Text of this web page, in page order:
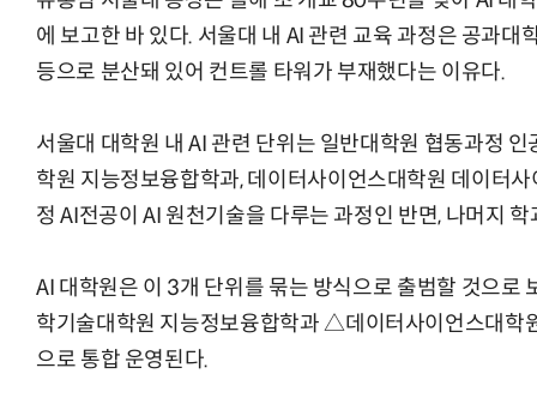
에 보고한 바 있다. 서울대 내 AI 관련 교육 과정은 공과대
등으로 분산돼 있어 컨트롤 타워가 부재했다는 이유다.
서울대 대학원 내 AI 관련 단위는 일반대학원 협동과정
학원 지능정보융합학과, 데이터사이언스대학원 데이터
정 AI전공이 AI 원천기술을 다루는 과정인 반면, 나머지
AI 대학원은 이 3개 단위를 묶는 방식으로 출범할 것으
학기술대학원 지능정보융합학과 △데이터사이언스대학
으로 통합 운영된다.